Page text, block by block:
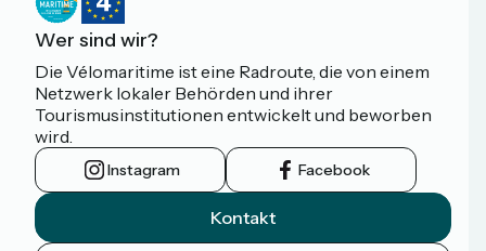
Wer sind wir?
Die Vélomaritime ist eine Radroute, die von einem
Netzwerk lokaler Behörden und ihrer
Tourismusinstitutionen entwickelt und beworben
wird.
Instagram Facebook
Kontakt